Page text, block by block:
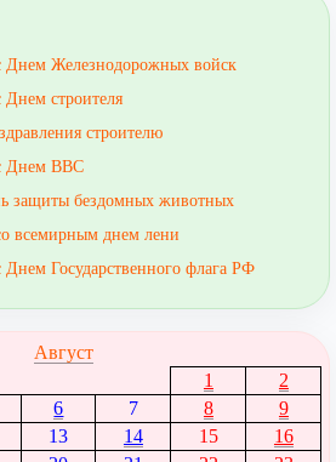
Днем Железнодорожных войск
Днем строителя
строителю
Днем ВВС
защиты бездомных животных
всемирным днем лени
Днем Государственного флага РФ
Август
1
2
6 7 8
9
13 14 15
16